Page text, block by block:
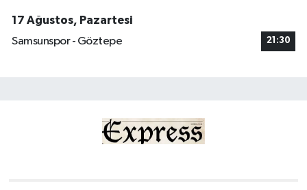
17 Ağustos, Pazartesi
Samsunspor - Göztepe
21:30